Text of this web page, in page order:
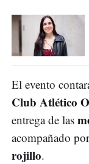
El evento
Club Atlético
entrega de las
acompañado
rojillo.